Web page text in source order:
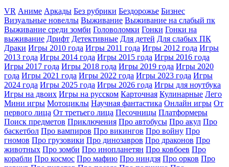
VR Аниме Аркады Без рубрики Бездорожье Бизнес
Визуальные новеллы Выживание Выживание на слабый пк
Выживание среди зомби Головоломки Гонки Гонки на
выживание Дрифт Детективные Для детей Для слабых ПК
Драки Игры 2010 года Игры 2011 года Игры 2012 года Игры
2013 года Игры 2014 года Игры 2015 года Игры 2016 года
Игры 2017 года Игры 2018 года Игры 2019 года Игры 2020
года Игры 2021 года Игры 2022 года Игры 2023 года Игры
2024 года Игры 2025 года Игры 2026 года Игры для ноутбука
Игры на двоих Игры на русском Карточная Кулинарные Лего
Мини игры Мотоциклы Научная фантастика Онлайн игры От
первого лица От третьего лица Песочницы Платформеры
Поиск предметов Приключения Про автобусы Про акул Про
баскетбол Про вампиров Про викингов Про войну Про
гномов Про грузовики Про динозавров Про драконов Про
животных Про зомби Про инопланетян Про ковбоев Про
корабли Про космос Про мафию Про ниндзя Про орков Про